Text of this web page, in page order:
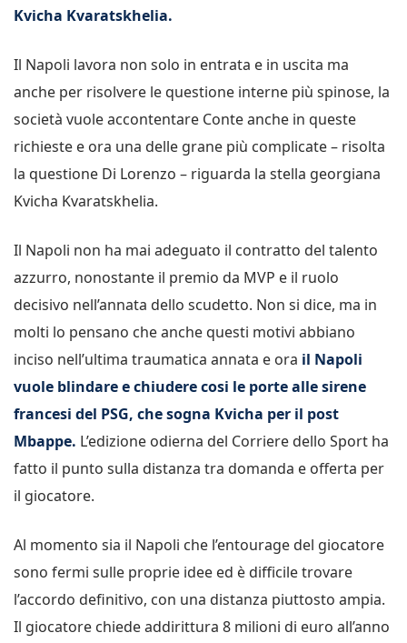
Kvicha Kvaratskhelia.
Il Napoli lavora non solo in entrata e in uscita ma
anche per risolvere le questione interne più spinose, la
società vuole accontentare Conte anche in queste
richieste e ora una delle grane più complicate – risolta
la questione Di Lorenzo – riguarda la stella georgiana
Kvicha Kvaratskhelia.
Il Napoli non ha mai adeguato il contratto del talento
azzurro, nonostante il premio da MVP e il ruolo
decisivo nell’annata dello scudetto. Non si dice, ma in
molti lo pensano che anche questi motivi abbiano
inciso nell’ultima traumatica annata e ora il Napoli
vuole blindare e chiudere cosi le porte alle sirene
francesi del PSG, che sogna Kvicha per il post
Mbappe. L’edizione odierna del Corriere dello Sport ha
fatto il punto sulla distanza tra domanda e offerta per
il giocatore.
Al momento sia il Napoli che l’entourage del giocatore
sono fermi sulle proprie idee ed è difficile trovare
l’accordo definitivo, con una distanza piuttosto ampia.
Il giocatore chiede addirittura 8 milioni di euro all’anno